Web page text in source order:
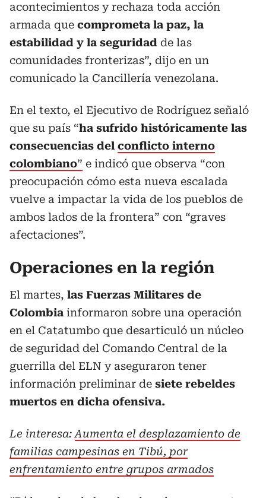
acontecimientos y rechaza toda acción
armada que comprometa la paz, la
estabilidad y la seguridad de las
comunidades fronterizas”, dijo en un
comunicado la Cancillería venezolana.
En el texto, el Ejecutivo de Rodríguez señaló
que su país “ha sufrido históricamente las
consecuencias del conflicto interno
colombiano” e indicó que observa “con
preocupación cómo esta nueva escalada
vuelve a impactar la vida de los pueblos de
ambos lados de la frontera” con “graves
afectaciones”.
Operaciones en la región
El martes, las Fuerzas Militares de
Colombia informaron sobre una operación
en el Catatumbo que desarticuló un núcleo
de seguridad del Comando Central de la
guerrilla del ELN y aseguraron tener
información preliminar de siete rebeldes
muertos en dicha ofensiva.
Le interesa: Aumenta el desplazamiento de
familias campesinas en Tibú, por
enfrentamiento entre grupos armados